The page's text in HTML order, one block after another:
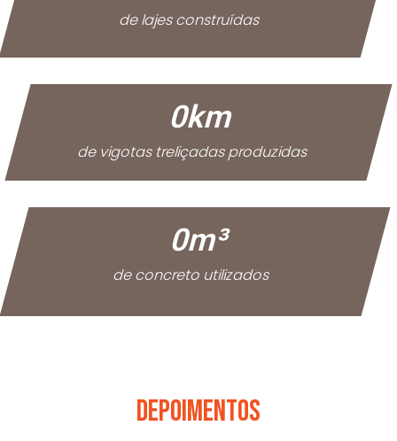
de lajes construídas
0km
de vigotas treliçadas produzidas
0m³
de concreto utilizados
DEPOIMENTOS